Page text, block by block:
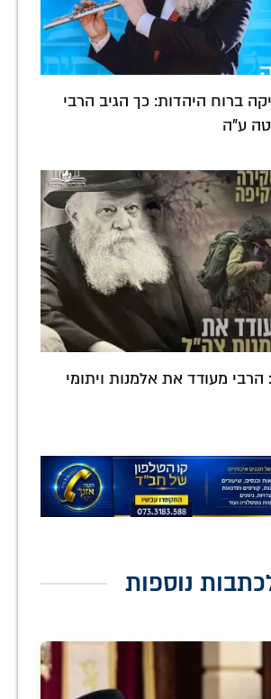
ברוח היהדות: כך הגיב הרבי
ע"ה
מעודד את אלמנות ויתומי
נוספות